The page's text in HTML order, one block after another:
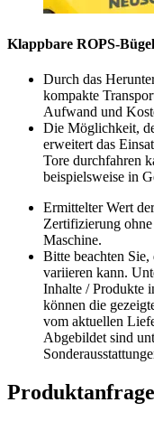
Klappbare ROPS-Bügel
Durch das
kompakte
Aufwand und
Die Möglichkeit,
erweitert das
Tore durchfahren
beispielsweise in
Ermittelter Wert
Zertifizierung
Maschine.
Bitte beachten Sie,
variieren kann.
Inhalte / Produkte
können die
vom aktuellen
Abgebildet sind
Produktanfrage